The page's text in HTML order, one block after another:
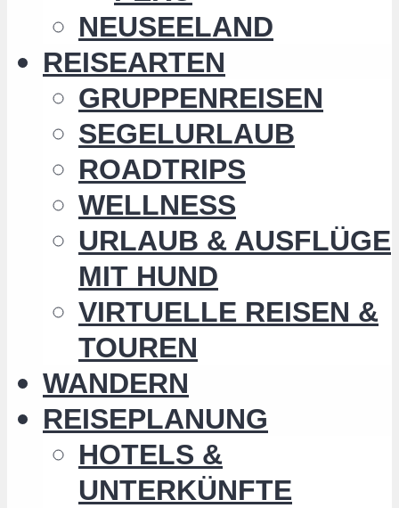
NEUSEELAND
REISEARTEN
GRUPPENREISEN
SEGELURLAUB
ROADTRIPS
WELLNESS
URLAUB & AUSFLÜGE
MIT HUND
VIRTUELLE REISEN &
TOUREN
WANDERN
REISEPLANUNG
HOTELS &
UNTERKÜNFTE